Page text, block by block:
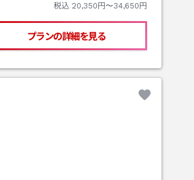
税込 20,350円〜34,650円
プランの詳細を見る